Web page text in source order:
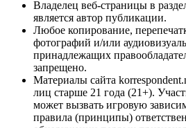
Владелец веб-страницы в
является автор публикации.
Любое копирование,
фотографий и/или
принадлежащих
запрещено.
Материалы сайта
лиц старше 21 года (21+).
может вызвать игровую
правила (принципы)